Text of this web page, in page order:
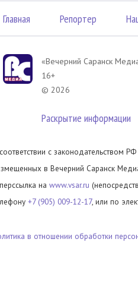
Главная Репортер
«Вечерний Саранск
16+
© 2026
Раскрытие информации
с законодательством
в Вечерний Саранск
на www.vsar.ru
+7 (905) 009-12-17, или по
в отношении обработки